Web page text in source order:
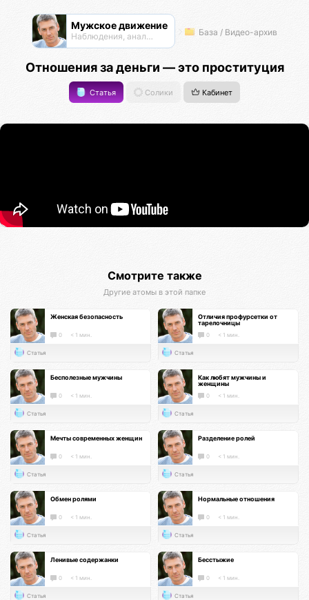
Мужское движение
Наблюдения, анализ, обсуждения База / Видео-архив
Отношения за деньги — это проституция
Статья Солики Кабинет
Смотрите также
Другие атомы в этой папке
Женская безопасность
0 < 1 мин.
Статья
Отличия профурсетки от
тарелочницы
0 < 1 мин.
Статья
Бесполезные мужчины
0 < 1 мин.
Статья
Как любят мужчины и
женщины
0 < 1 мин.
Статья
Мечты современных женщин
0 < 1 мин.
Статья
Разделение ролей
0 < 1 мин.
Статья
Обмен ролями
0 < 1 мин.
Статья
Нормальные отношения
0 < 1 мин.
Статья
Ленивые содержанки
0 < 1 мин.
Статья
Бесстыжие
0 < 1 мин.
Статья